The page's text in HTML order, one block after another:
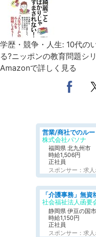
学歴・競争・人生: 10代の
る?ニッポンの教育問題シ
Amazonで詳しく見る
株式会社パソナ
福岡県 北九州市
時給1,506円
正社員
スポンサー：求
静岡県 伊豆の国市
時給1,150円
正社員
スポンサー：求